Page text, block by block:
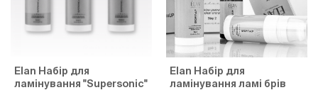
Elan Набір для
ламінування "Supersonic"
Elan Набір для
ламінування ламі брів